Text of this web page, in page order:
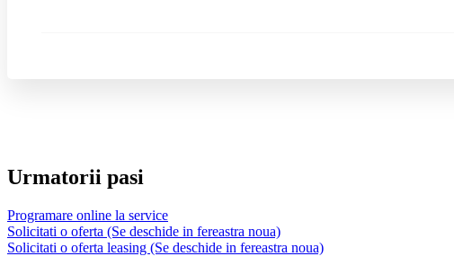
Urmatorii pasi
Programare online la service
Solicitati o oferta (Se deschide in fereastra noua)
Solicitati o oferta leasing (Se deschide in fereastra noua)